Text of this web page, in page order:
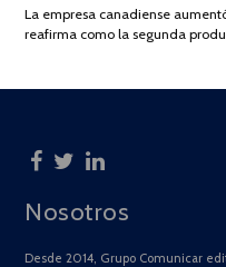
La empresa canadiense
reafirma como la segunda
Nosotros
Desde 2014, Grupo Comunicar